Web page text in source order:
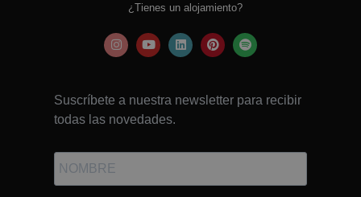
¿Tienes un alojamiento?
Suscríbete a nuestra newsletter para recibir
todas las novedades.